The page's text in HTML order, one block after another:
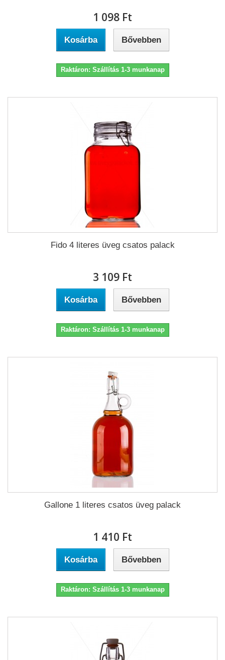
1 098 Ft‎
Kosárba Bővebben
Raktáron: Szállítás 1-3 munkanap
Fido 4 literes üveg csatos palack
3 109 Ft‎
Kosárba Bővebben
Raktáron: Szállítás 1-3 munkanap
Gallone 1 literes csatos üveg palack
1 410 Ft‎
Kosárba Bővebben
Raktáron: Szállítás 1-3 munkanap